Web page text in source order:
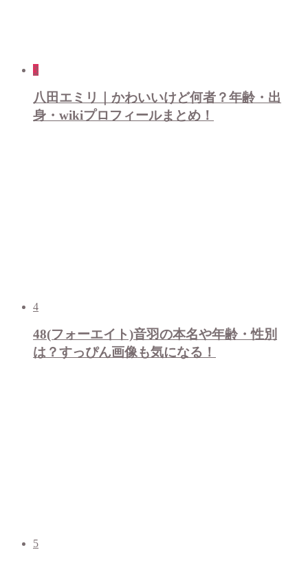
3
八田エミリ｜かわいいけど何者？年齢・出
身・wikiプロフィールまとめ！
4
48(フォーエイト)音羽の本名や年齢・性別
は？すっぴん画像も気になる！
5